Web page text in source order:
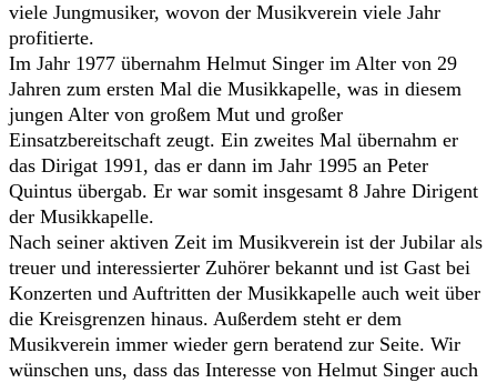
viele Jungmusiker, wovon der Musikverein viele Jahr
profitierte.
Im Jahr 1977 übernahm Helmut Singer im Alter von 29
Jahren zum ersten Mal die Musikkapelle, was in diesem
jungen Alter von großem Mut und großer
Einsatzbereitschaft zeugt. Ein zweites Mal übernahm er
das Dirigat 1991, das er dann im Jahr 1995 an Peter
Quintus übergab. Er war somit insgesamt 8 Jahre Dirigent
der Musikkapelle.
Nach seiner aktiven Zeit im Musikverein ist der Jubilar als
treuer und interessierter Zuhörer bekannt und ist Gast bei
Konzerten und Auftritten der Musikkapelle auch weit über
die Kreisgrenzen hinaus. Außerdem steht er dem
Musikverein immer wieder gern beratend zur Seite. Wir
wünschen uns, dass das Interesse von Helmut Singer auch